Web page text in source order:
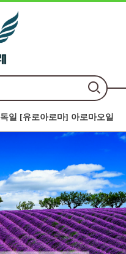
독일 [유로아로마] 아로마오일